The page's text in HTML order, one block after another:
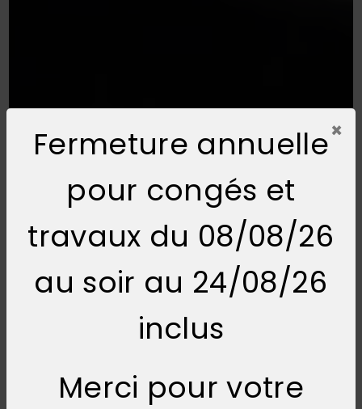
Fermeture annuelle
pour congés et
travaux du 08/08/26
au soir au 24/08/26
inclus
Merci pour votre
×